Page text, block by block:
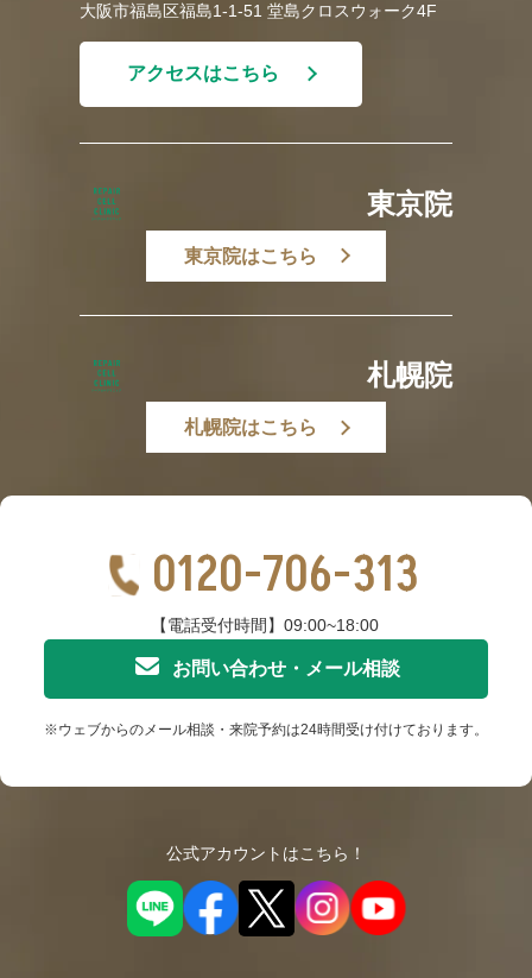
大阪市福島区福島1-1-51 堂島クロスウォーク4F
アクセスはこちら
東京院
東京院はこちら
札幌院
札幌院はこちら
0120-706-313
【電話受付時間】09:00~18:00
お問い合わせ・メール相談
※ウェブからのメール相談・来院予約は24時間受け付けております。
公式アカウントはこちら！